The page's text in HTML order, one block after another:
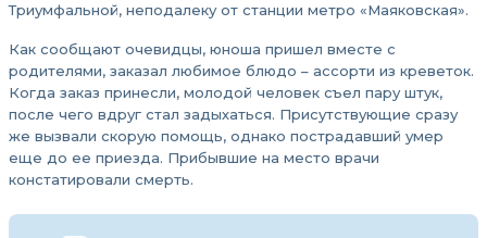
Триумфальной, неподалеку от станции метро «Маяковская».
Как сообщают очевидцы, юноша пришел вместе с
родителями, заказал любимое блюдо – ассорти из креветок.
Когда заказ принесли, молодой человек съел пару штук,
после чего вдруг стал задыхаться. Присутствующие сразу
же вызвали скорую помощь, однако пострадавший умер
еще до ее приезда. Прибывшие на место врачи
констатировали смерть.